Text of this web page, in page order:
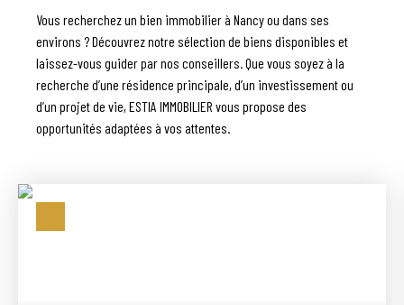
Vous recherchez un bien immobilier à Nancy ou dans ses
environs ? Découvrez notre sélection de biens disponibles et
laissez-vous guider par nos conseillers. Que vous soyez à la
recherche d’une résidence principale, d’un investissement ou
d’un projet de vie, ESTIA IMMOBILIER vous propose des
opportunités adaptées à vos attentes.